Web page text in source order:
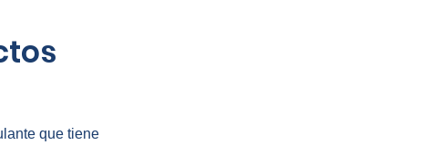
que tiene